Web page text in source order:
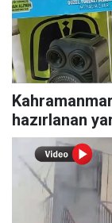
hazırlanan